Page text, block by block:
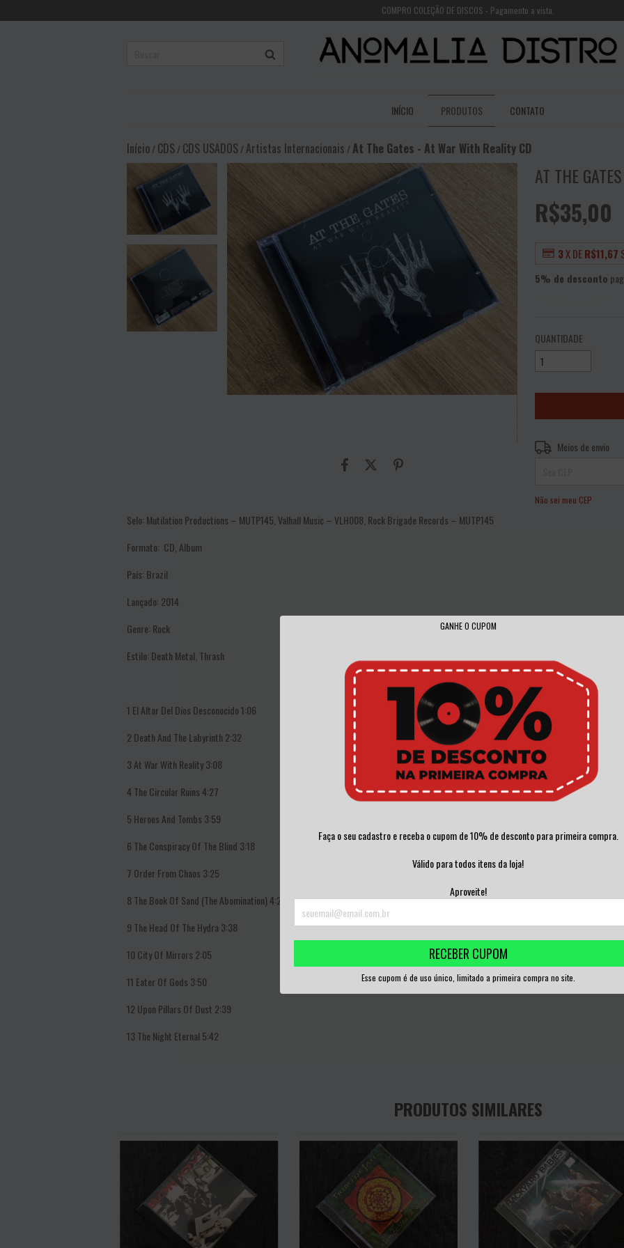
GANHE O CUPOM
Faça o seu cadastro e receba o cupom de 10% de desconto para primeira compra.
Válido para todos itens da loja!
Aproveite!
RECEBER CUPOM
Esse cupom é de uso único, limitado a primeira compra no site.
COMPRO COLEÇÃO DE DISCOS - Pagamento a vista.
INÍCIO PRODUTOS CONTATO
Início/CDS/CDS USADOS/Artistas Internacionais /At The Gates - At War With Reality CD
Selo: Mutilation Productions – MUTP145, Valhall Music – VLH008, Rock Brigade Records – MUTP145
Formato: CD, Album
País: Brazil
Lançado: 2014
Genre: Rock
Estilo: Death Metal, Thrash
1 El Altar Del Dios Desconocido 1:06
2 Death And The Labyrinth 2:32
3 At War With Reality3:08
4 The Circular Ruins 4:27
5 Heroes And Tombs 3:59
6 The Conspiracy Of The Blind 3:18
7 Order From Chaos 3:25
8 The Book Of Sand (The Abomination) 4:27
9 The Head Of The Hydra 3:38
10 City Of Mirrors 2:05
11 Eater Of Gods 3:50
12 Upon Pillars Of Dust 2:39
13 The Night Eternal 5:42
AT THE
R$35,00
3X DER$11,67
5% de desconto
QUANTIDADE
Entregas para o CEP:
Meios de envio
Não sei meu CEP
PRODUTOS SIMILARES